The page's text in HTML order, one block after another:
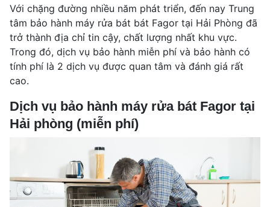
Với chặng đường nhiều năm phát triển, đến nay Trung
tâm bảo hành máy rửa bát bát Fagor tại Hải Phòng đã
trở thành địa chỉ tin cậy, chất lượng nhất khu vực.
Trong đó, dịch vụ bảo hành miễn phí và bảo hành có
tính phí là 2 dịch vụ được quan tâm và đánh giá rất
cao.
Dịch vụ bảo hành máy rửa bát Fagor tại
Hải phòng (miễn phí)